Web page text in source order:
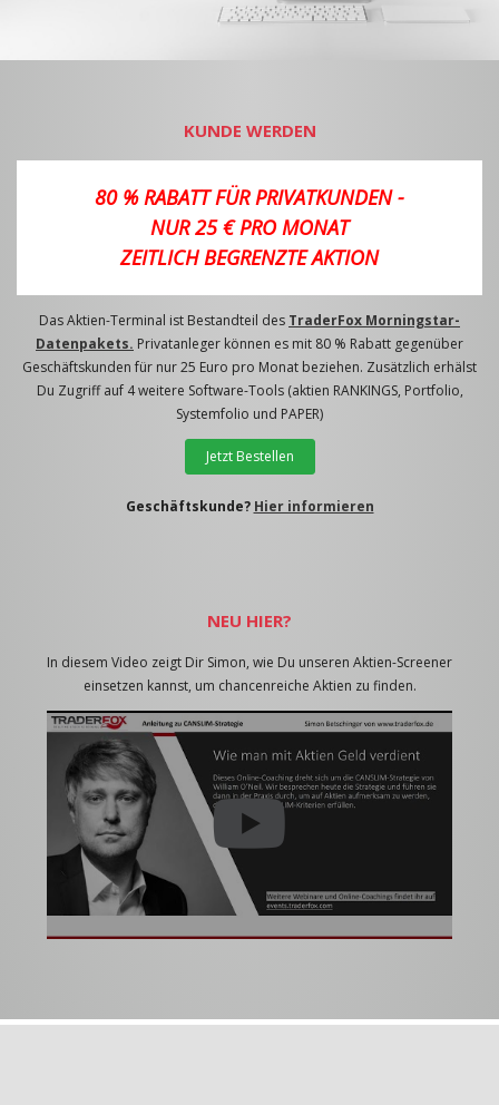
KUNDE WERDEN
80 % RABATT FÜR PRIVATKUNDEN -
NUR 25 € PRO MONAT
ZEITLICH BEGRENZTE AKTION
Das Aktien-Terminal ist Bestandteil des TraderFox Morningstar-
Datenpakets. Privatanleger können es mit 80 % Rabatt gegenüber
Geschäftskunden für nur 25 Euro pro Monat beziehen. Zusätzlich erhälst
Du Zugriff auf 4 weitere Software-Tools (aktien RANKINGS, Portfolio,
Systemfolio und PAPER)
Jetzt Bestellen
Geschäftskunde? Hier informieren
NEU HIER?
In diesem Video zeigt Dir Simon, wie Du unseren Aktien-Screener
einsetzen kannst, um chancenreiche Aktien zu finden.